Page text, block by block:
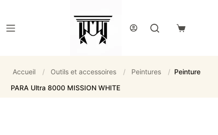
Panier
Accueil / Outils et accessoires / Peintures / Peinture
PARA Ultra 8000 MISSION WHITE